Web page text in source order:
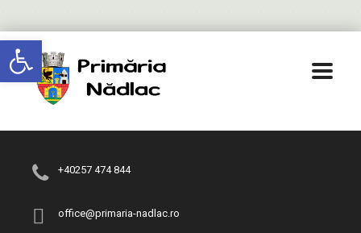
Deschide bara de unelte
+40257 474 844
office@primaria-nadlac.ro